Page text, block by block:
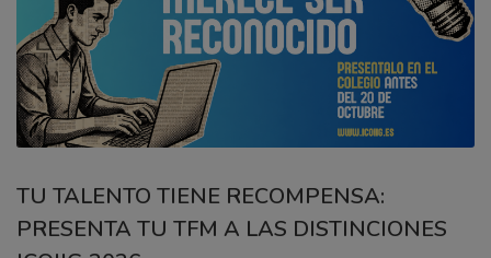
TU TALENTO TIENE RECOMPENSA:
PRESENTA TU TFM A LAS DISTINCIONES